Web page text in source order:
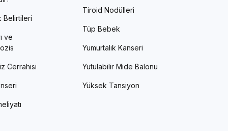
Belirtileri
ve
Cerrahisi
Tiroid Nodülleri
Tüp Bebek
Yumurtalık Kanseri
Yutulabilir Mide Balonu
Yüksek Tansiyon